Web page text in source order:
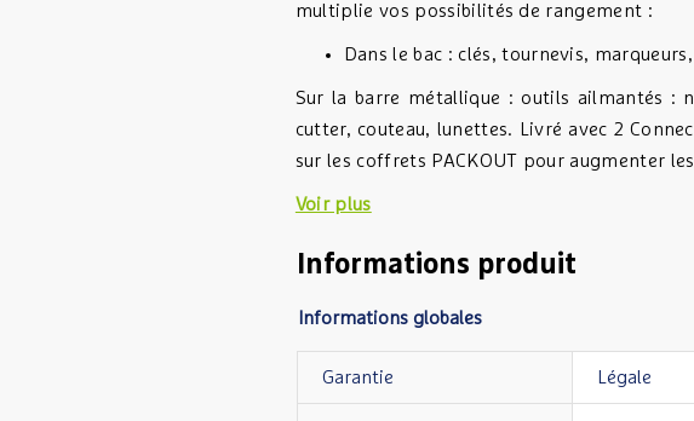
multiplie vos possibilités de rangement :
Dans le bac : clés, tournevis, marqueurs,
Sur la barre métallique : outils ailmantés :
cutter, couteau, lunettes. Livré avec 2
sur les coffrets PACKOUT pour augmenter
Voir plus
Informations produit
Informations globales
Garantie Légale